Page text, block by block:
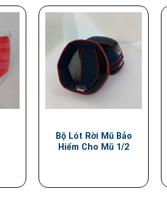
Bộ Lót Rời Mũ Bảo
Hiểm Cho Mũ 1/2